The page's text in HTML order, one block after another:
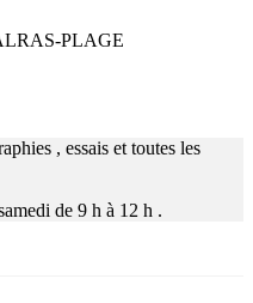
PLAGE
, essais et toutes les
de 9 h à 12 h .